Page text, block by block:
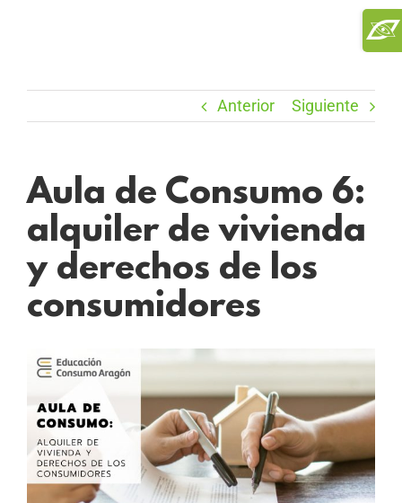
Anterior Siguiente
Aula de Consumo 6:
alquiler de vivienda
y derechos de los
consumidores
Ver
imagen
más
grande
Area